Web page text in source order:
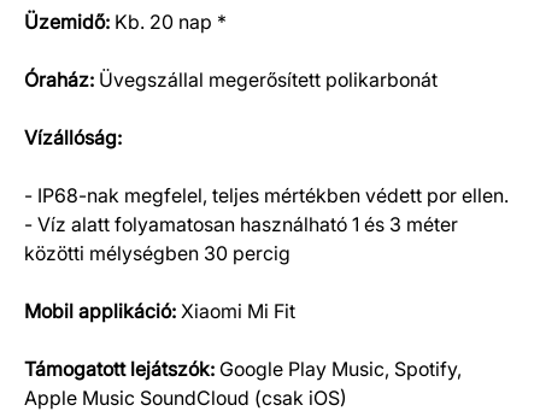
Üzemidő: Kb. 20 nap *
Óraház: Üvegszállal megerősített polikarbonát
Vízállóság:
- IP68-nak megfelel, teljes mértékben védett por ellen.
- Víz alatt folyamatosan használható 1 és 3 méter
közötti mélységben 30 percig
Mobil applikáció: Xiaomi Mi Fit
Támogatott lejátszók: Google Play Music, Spotify,
Apple Music SoundCloud (csak iOS)